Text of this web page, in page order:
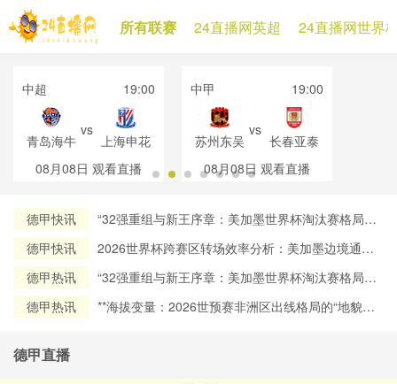
所有联赛 24直播网英超 24直播网世界
中超 19:00
青岛海牛
vs
上海申花
08月08日 观看直播
中甲 19:00
苏州东吴
vs
长春亚泰
08月08日 观看直播
德甲快讯
“32强重组与新王序章：美加墨世界杯淘汰赛格局再
德甲快讯
2026世界杯跨赛区转场效率分析：美加墨边境通关
德甲热讯
“32强重组与新王序章：美加墨世界杯淘汰赛格局再
德甲热讯
**海拔变量：2026世预赛非洲区出线格局的“地貌暗
德甲直播